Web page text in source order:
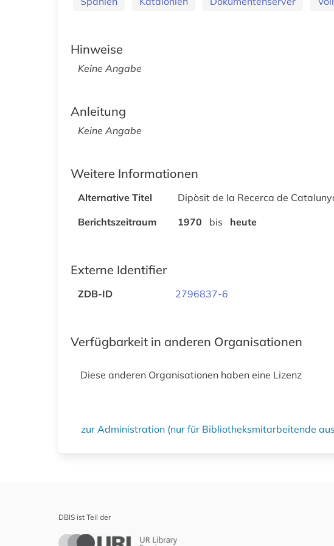
Hinweise
Keine Angabe
Anleitung
Keine Angabe
Weitere Informationen
Alternative Titel
Dipòsit de la Recerca de
Berichtszeitraum
1970 bis heute
Externe Identifier
ZDB-ID 2796837-6
Verfügbarkeit in anderen Organisationen
Diese anderen Organisationen haben eine Lizenz
zur Administration (nur für Bibliotheksmitarbeitende
DBIS ist Teil der